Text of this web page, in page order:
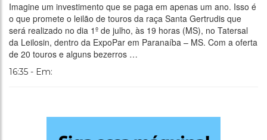
Imagine um investimento que se paga em apenas um ano. Isso é
o que promete o leilão de touros da raça Santa Gertrudis que
será realizado no dia 1º de julho, às 19 horas (MS), no Tatersal
da Leilosin, dentro da ExpoPar em Paranaíba – MS. Com a oferta
de 20 touros e alguns bezerros …
16:35 - Em: